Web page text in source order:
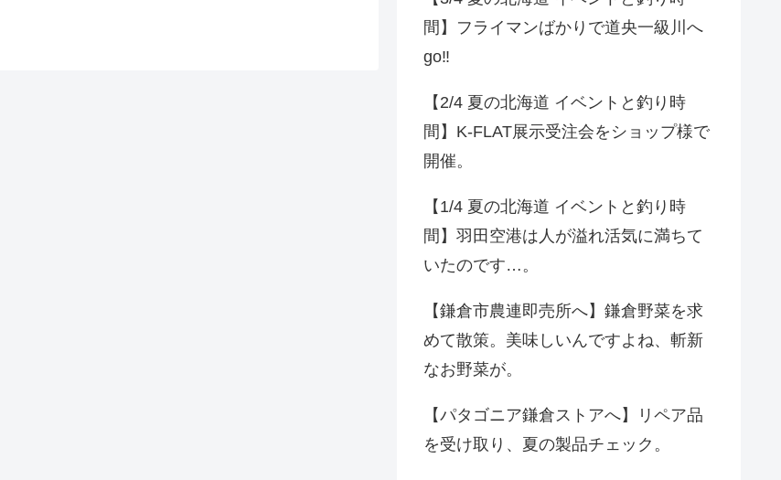
間】フライマンばかりで道央一級川へ
go‼️
【2/4 夏の北海道 イベントと釣り時
間】K-FLAT展示受注会をショップ様で
開催。
【1/4 夏の北海道 イベントと釣り時
間】羽田空港は人が溢れ活気に満ちて
いたのです…。
【鎌倉市農連即売所へ】鎌倉野菜を求
めて散策。美味しいんですよね、斬新
なお野菜が。
【パタゴニア鎌倉ストアへ】リペア品
を受け取り、夏の製品チェック。